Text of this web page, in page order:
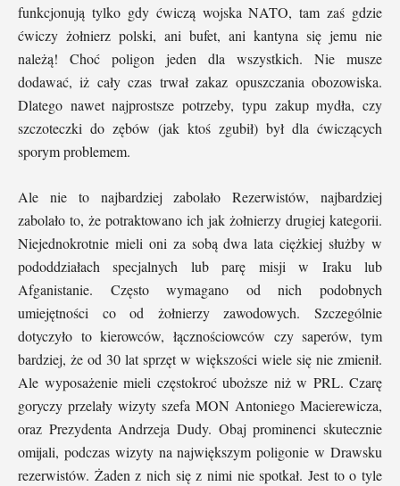
funkcjonują tylko gdy ćwiczą wojska NATO, tam zaś gdzie
ćwiczy żołnierz polski, ani bufet, ani kantyna się jemu nie
należą! Choć poligon jeden dla wszystkich. Nie musze
dodawać, iż cały czas trwał zakaz opuszczania obozowiska.
Dlatego nawet najprostsze potrzeby, typu zakup mydła, czy
szczoteczki do zębów (jak ktoś zgubił) był dla ćwiczących
sporym problemem.
Ale nie to najbardziej zabolało Rezerwistów, najbardziej
zabolało to, że potraktowano ich jak żołnierzy drugiej kategorii.
Niejednokrotnie mieli oni za sobą dwa lata ciężkiej służby w
pododdziałach specjalnych lub parę misji w Iraku lub
Afganistanie. Często wymagano od nich podobnych
umiejętności co od żołnierzy zawodowych. Szczególnie
dotyczyło to kierowców, łącznościowców czy saperów, tym
bardziej, że od 30 lat sprzęt w większości wiele się nie zmienił.
Ale wyposażenie mieli częstokroć uboższe niż w PRL. Czarę
goryczy przelały wizyty szefa MON Antoniego Macierewicza,
oraz Prezydenta Andrzeja Dudy. Obaj prominenci skutecznie
omijali, podczas wizyty na największym poligonie w Drawsku
rezerwistów. Żaden z nich się z nimi nie spotkał. Jest to o tyle